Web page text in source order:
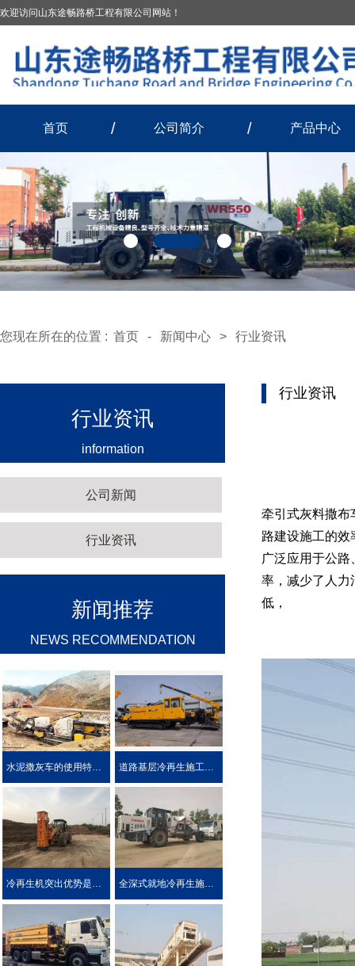
欢迎访问山东途畅路桥工程有限公司网站！
首页 公司简介 产品中心
您现在所在的位置 : 首页 - 新闻中心 > 行业资讯
行业资讯
information
公司新闻
行业资讯
新闻推荐
NEWS RECOMMENDATION
水泥撒灰车的使用特点及优势介绍 道路基层冷再生施工工艺
冷再生机突出优势是被用户喜爱的原因！ 全深式就地冷再生施工工艺特点介绍
行业资讯
牵引式灰料撒布
路建设施工的
广泛应用于公
率，减少了人力
低，